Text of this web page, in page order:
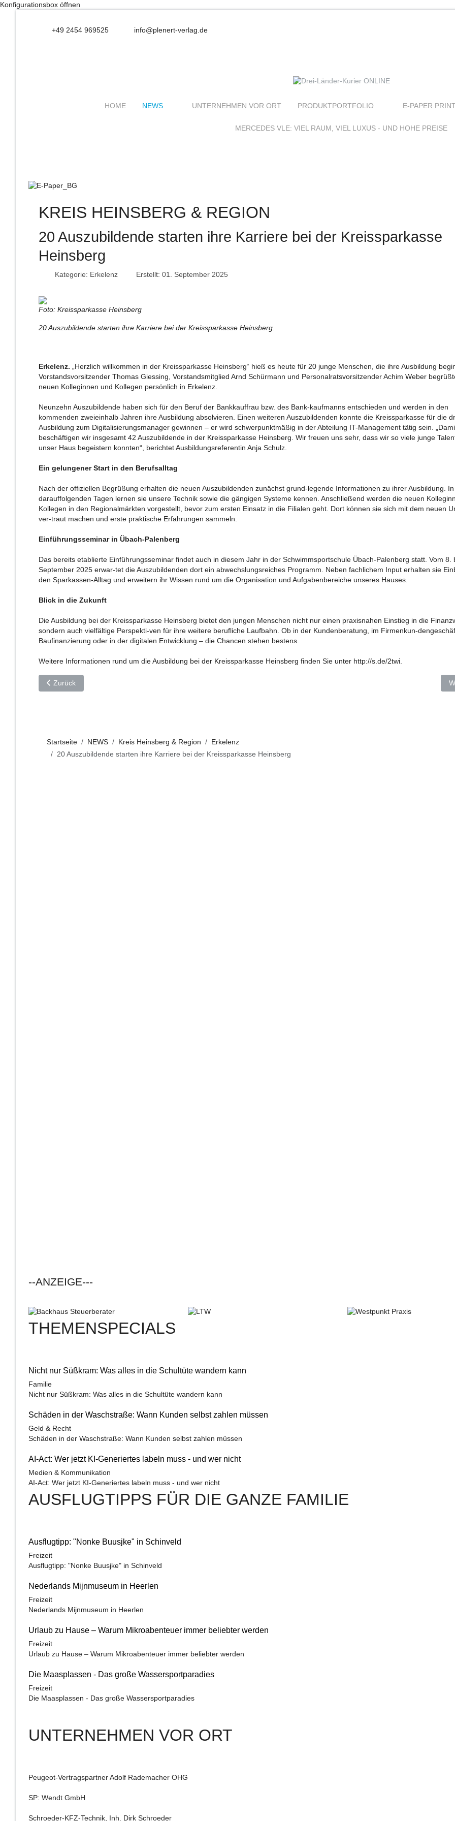
Konfigurationsbox öffnen
+49 2454 969525 info@plenert-verlag.de
HOME NEWS UNTERNEHMEN VOR ORT PRODUKTPORTFOLIO E-PAPER
MERCEDES VLE: VIEL RAUM, VIEL LUXUS - UND HOHE PREISE
KREIS HEINSBERG & REGION
20 Auszubildende starten ihre Karriere bei der Kreissparkasse
Heinsberg
Kategorie: Erkelenz Erstellt: 01. September 2025
Foto: Kreissparkasse Heinsberg
20 Auszubildende starten ihre Karriere bei der Kreissparkasse Heinsberg.
Erkelenz. „Herzlich willkommen in der Kreissparkasse Heinsberg“ hieß es heute für 20 junge Menschen, die ihre Ausbildung
Vorstandsvorsitzender Thomas Giessing, Vorstandsmitglied Arnd Schürmann und Personalratsvorsitzender Achim Weber
neuen Kolleginnen und Kollegen persönlich in Erkelenz.
Neunzehn Auszubildende haben sich für den Beruf der Bankkauffrau bzw. des Bank-kaufmanns entschieden und werden in den
kommenden zweieinhalb Jahren ihre Ausbildung absolvieren. Einen weiteren Auszubildenden konnte die Kreissparkasse für die
Ausbildung zum Digitalisierungsmanager gewinnen – er wird schwerpunktmäßig in der Abteilung IT-Management tätig sein.
beschäftigen wir insgesamt 42 Auszubildende in der Kreissparkasse Heinsberg. Wir freuen uns sehr, dass wir so viele junge
unser Haus begeistern konnten“, berichtet Ausbildungsreferentin Anja Schulz.
Ein gelungener Start in den Berufsalltag
Nach der offiziellen Begrüßung erhalten die neuen Auszubildenden zunächst grund-legende Informationen zu ihrer Ausbildung. In
darauffolgenden Tagen lernen sie unsere Technik sowie die gängigen Systeme kennen. Anschließend werden die neuen
Kollegen in den Regionalmärkten vorgestellt, bevor zum ersten Einsatz in die Filialen geht. Dort können sie sich mit dem neuen
ver-traut machen und erste praktische Erfahrungen sammeln.
Einführungsseminar in Übach-Palenberg
Das bereits etablierte Einführungsseminar findet auch in diesem Jahr in der Schwimmsportschule Übach-Palenberg statt. Vom 8.
September 2025 erwar-tet die Auszubildenden dort ein abwechslungsreiches Programm. Neben fachlichem Input erhalten sie
den Sparkassen-Alltag und erweitern ihr Wissen rund um die Organisation und Aufgabenbereiche unseres Hauses.
Blick in die Zukunft
Die Ausbildung bei der Kreissparkasse Heinsberg bietet den jungen Menschen nicht nur einen praxisnahen Einstieg in die
sondern auch vielfältige Perspekti-ven für ihre weitere berufliche Laufbahn. Ob in der Kundenberatung, im Firmenkun-
Baufinanzierung oder in der digitalen Entwicklung – die Chancen stehen bestens.
Weitere Informationen rund um die Ausbildung bei der Kreissparkasse Heinsberg finden Sie unter http://s.de/2twi.
Vorheriger Beitrag: Ehrenamtsfest für junge Menschen in Erkelenz
Zurück
Startseite NEWS Kreis Heinsberg & Region
Erkelenz
20 Auszubildende starten ihre Karriere bei der Kreissparkasse Heinsberg
--ANZEIGE---
THEMENSPECIALS
Nicht nur Süßkram: Was alles in die Schultüte wandern kann
Familie
Nicht nur Süßkram: Was alles in die Schultüte wandern kann
Schäden in der Waschstraße: Wann Kunden selbst zahlen müssen
Geld & Recht
Schäden in der Waschstraße: Wann Kunden selbst zahlen müssen
AI-Act: Wer jetzt KI-Generiertes labeln muss - und wer nicht
Medien & Kommunikation
AI-Act: Wer jetzt KI-Generiertes labeln muss - und wer nicht
AUSFLUGTIPPS FÜR DIE GANZE FAMILIE
Ausflugtipp: "Nonke Buusjke" in Schinveld
Freizeit
Ausflugtipp: "Nonke Buusjke" in Schinveld
Nederlands Mijnmuseum in Heerlen
Freizeit
Nederlands Mijnmuseum in Heerlen
Urlaub zu Hause – Warum Mikroabenteuer immer beliebter werden
Freizeit
Urlaub zu Hause – Warum Mikroabenteuer immer beliebter werden
Die Maasplassen - Das große Wassersportparadies
Freizeit
Die Maasplassen - Das große Wassersportparadies
UNTERNEHMEN VOR ORT
Peugeot-Vertragspartner Adolf Rademacher OHG
SP: Wendt GmbH
Schroeder-KFZ-Technik, Inh. Dirk Schroeder